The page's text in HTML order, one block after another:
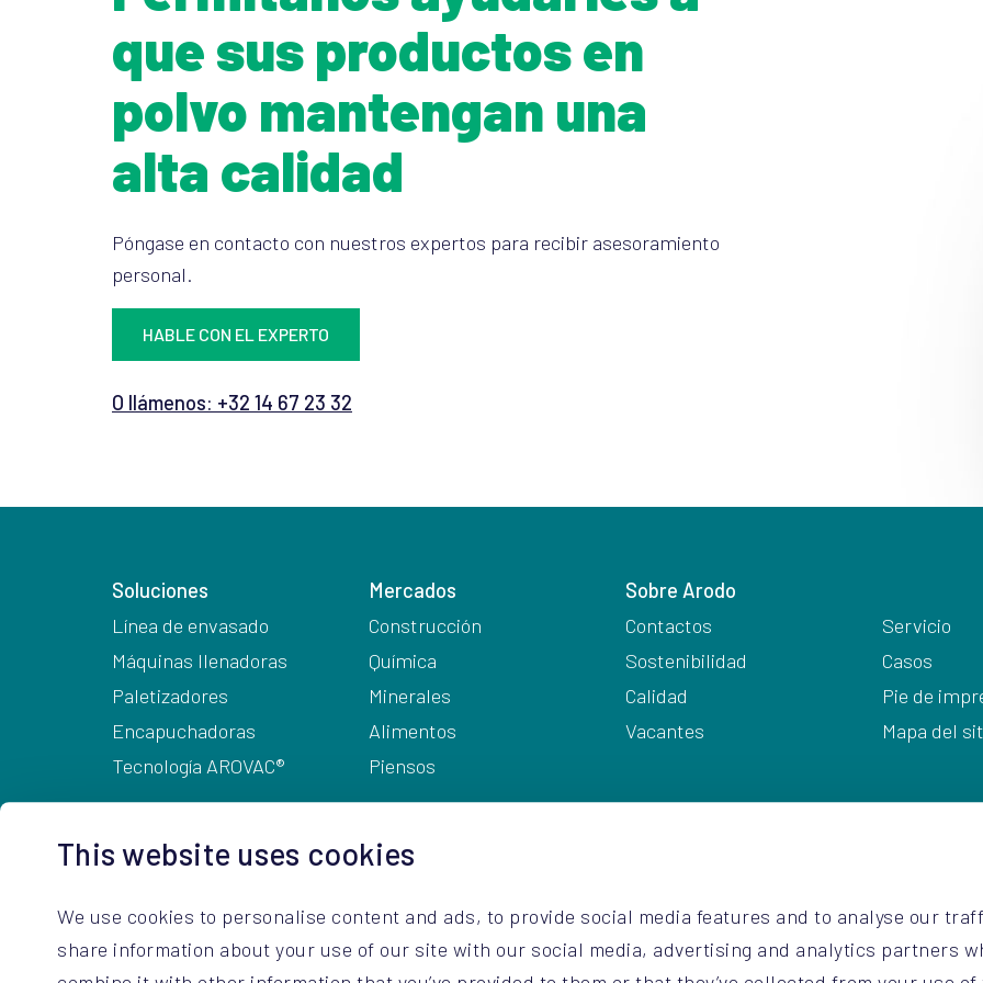
This website uses cookies
We use cookies to personalise content and ads, to provide social media features and to analyse our
share information about your use of our site with our social media, advertising and analytics partners
que sus productos en
polvo mantengan una
alta calidad
Póngase en contacto con nuestros expertos para recibir asesoramiento
personal.
HABLE CON EL EXPERTO
O llámenos: +32 14 67 23 32
Soluciones
Línea de envasado
Máquinas llenadoras
Paletizadores
Encapuchadoras
Tecnología AROVAC®
Mercados
Construcción
Química
Minerales
Alimentos
Piensos
Sobre Arodo
Contactos
Sostenibilidad
Calidad
Vacantes
Servicio
Casos
Pie de
Mapa del
Datos de contacto